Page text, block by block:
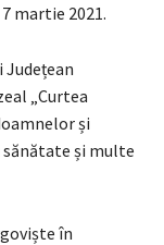
martie 2021.
Județean
„Curtea
și
sănătate și multe
în